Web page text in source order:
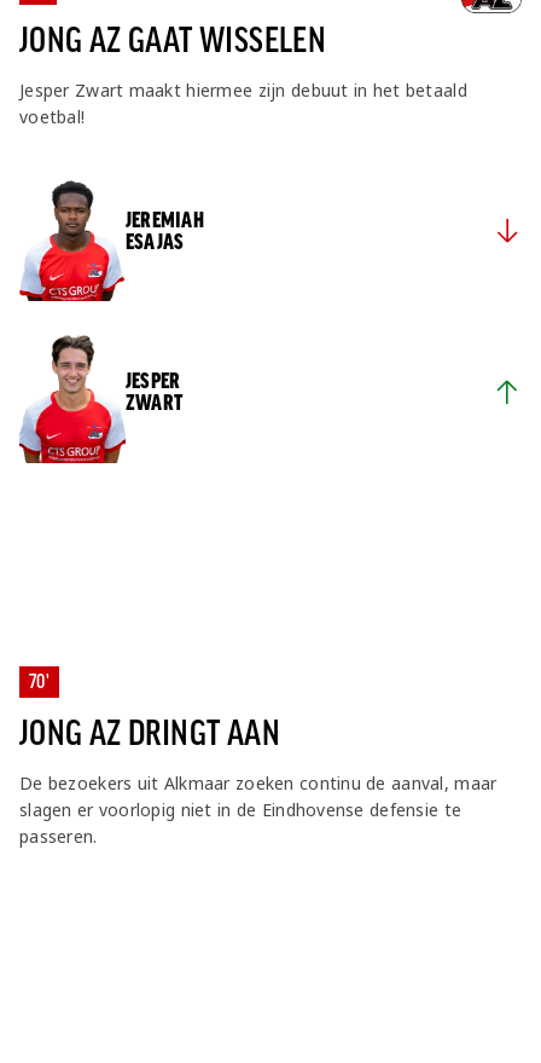
JONG AZ GAAT WISSELEN
Jesper Zwart maakt hiermee zijn debuut in het betaald
voetbal!
JEREMIAH
ESAJAS
JESPER
ZWART
70'
JONG AZ DRINGT AAN
De bezoekers uit Alkmaar zoeken continu de aanval, maar
slagen er voorlopig niet in de Eindhovense defensie te
passeren.